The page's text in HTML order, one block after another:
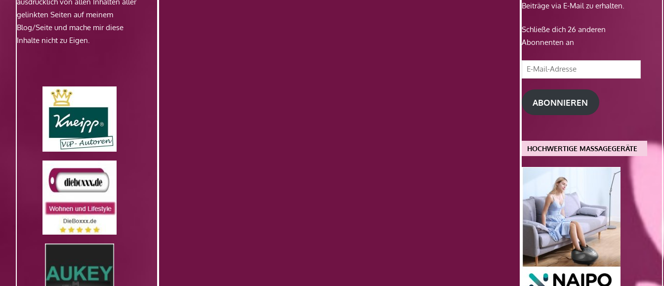
gelinkten Seiten auf meinem
Blog/Seite und mache mir diese
Inhalte nicht zu Eigen.
Beiträge via E-Mail zu erhalten.
Schließe dich 26 anderen
Abonnenten an
E-
Mail-
Adresse
ABONNIEREN
HOCHWERTIGE MASSAGEGERÄTE